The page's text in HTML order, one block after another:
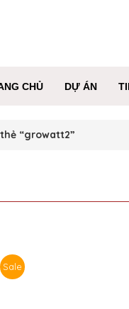
CHỦ DỰ ÁN
“growatt2”
Sale